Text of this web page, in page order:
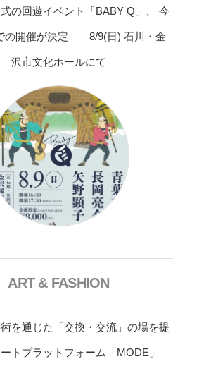
の回遊イベント「BABY Q」、 今
の開催が決定 8/9(日) 石川・金
沢市文化ホールにて
ART & FASHION
を通じた「交換・交流」の場を提
トプラットフォーム「MODE」